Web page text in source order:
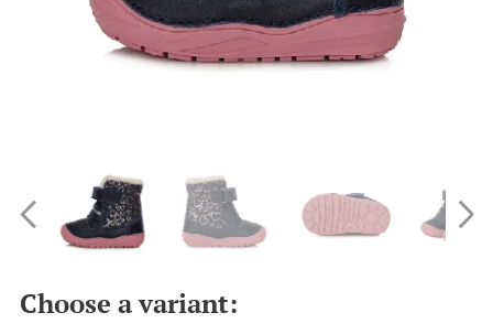
Choose a variant: